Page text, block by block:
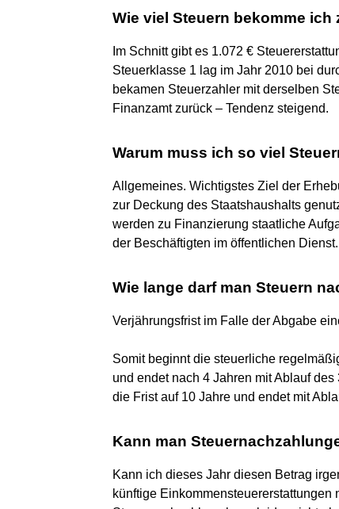
Wie viel Steuern bekomme
Im Schnitt gibt es 1.072 €
Steuerklasse 1 lag im Jahr 2010 bei
bekamen Steuerzahler mit derselben
Finanzamt zurück – Tendenz steigend.
Warum muss ich so viel
Allgemeines. Wichtigstes Ziel der
zur Deckung des Staatshaushalts
werden zu Finanzierung staatliche
der Beschäftigten im öffentlichen Dienst.
Wie lange darf man Steuern
Verjährungsfrist im Falle der Abgabe
Somit beginnt die steuerliche
und endet nach 4 Jahren mit Ablauf
die Frist auf 10 Jahre und endet mit
Kann man
Kann ich dieses Jahr diesen Betrag
künftige